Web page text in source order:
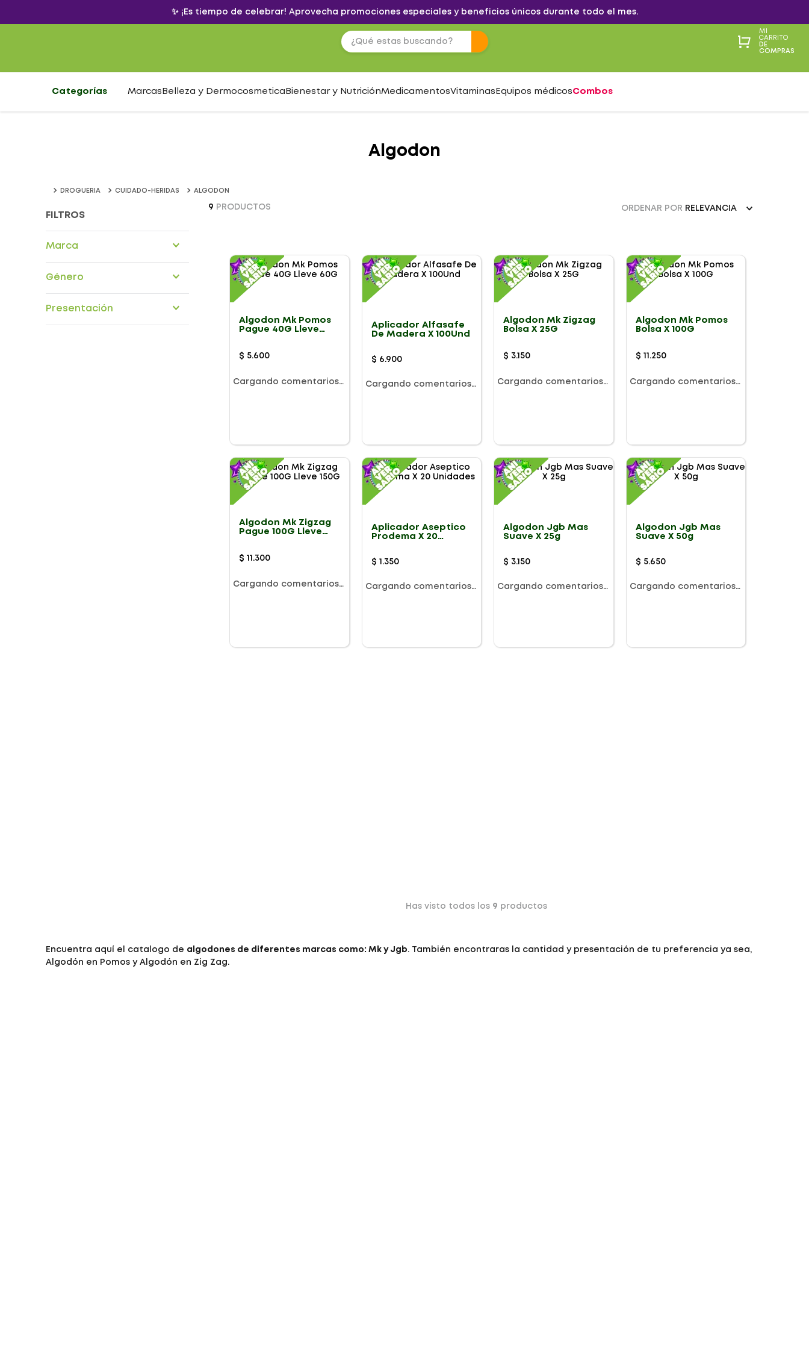
✨ ¡Es tiempo de celebrar! Aprovecha promociones especiales y beneficios únicos durante todo el mes.
MI
CARRITO
DE
COMPRAS
Categorías Marcas Belleza y Dermocosmetica Bienestar y NutriciónMedicamentosVitaminas Equipos médicosCombos
Algodon
DROGUERIA CUIDADO-HERIDAS ALGODON
FILTROS
Marca
Jgb
Género
UNISEX
Presentación
9 PRODUCTOS ORDENAR POR RELEVANCIA
Algodon Mk Pomos
Pague 40G Lleve
$ 5.600
Cargando comentarios…
Aplicador Alfasafe
De Madera X 100Und
$ 6.900
Cargando comentarios…
Algodon Mk Zigzag
Bolsa X 25G
$ 3.150
Cargando comentarios…
Algodon Mk Pomos
Bolsa X 100G
$ .250
Cargando comentarios…
Algodon Mk Zigzag
Pague 100G Lleve
$ .300
Cargando comentarios…
Aplicador Aseptico
Prodema X 20
$ .350
Cargando comentarios…
Algodon Jgb Mas
Suave X 25g
$ 3.150
Cargando comentarios…
Algodon Jgb Mas
Suave X 50g
$ 5.650
Cargando comentarios…
Has visto todos los 9 productos
Encuentra aquí el catalogo de algodones de diferentes marcas como: Mk y Jgb. También encontraras la cantidad y presentación de tu preferencia ya sea,
Algodón en Pomos y Algodón en Zig Zag.